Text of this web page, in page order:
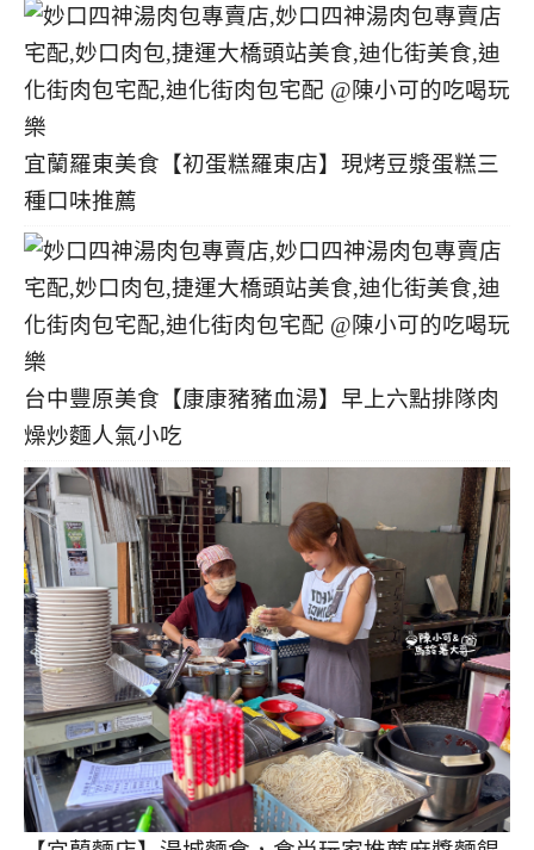
宜蘭羅東美食【初蛋糕羅東店】現烤豆漿蛋糕三
種口味推薦
台中豐原美食【康康豬豬血湯】早上六點排隊肉
燥炒麵人氣小吃